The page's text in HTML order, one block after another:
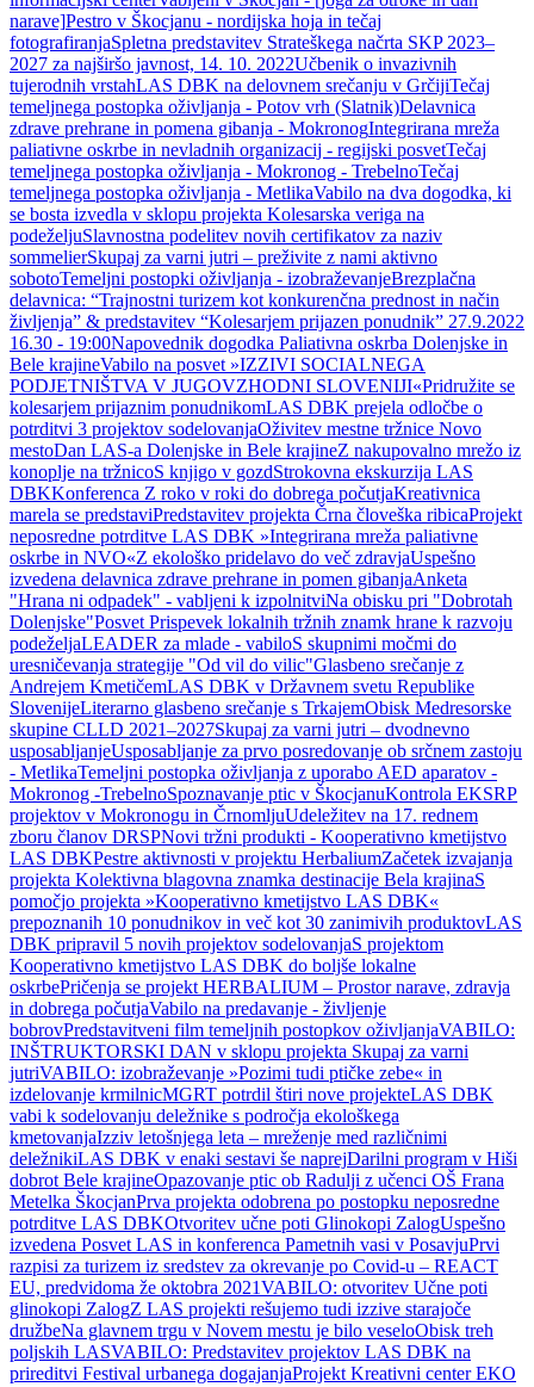
narave]Pestro v Škocjanu - nordijska hoja in tečaj
fotografiranjaSpletna predstavitev Strateškega načrta SKP 2023–
2027 za najširšo javnost, 14. 10. 2022Učbenik o invazivnih
tujerodnih vrstahLAS DBK na delovnem srečanju v GrčijiTečaj
temeljnega postopka oživljanja - Potov vrh (Slatnik)Delavnica
zdrave prehrane in pomena gibanja - MokronogIntegrirana mreža
paliativne oskrbe in nevladnih organizacij - regijski posvetTečaj
temeljnega postopka oživljanja - Mokronog - TrebelnoTečaj
temeljnega postopka oživljanja - MetlikaVabilo na dva dogodka, ki
se bosta izvedla v sklopu projekta Kolesarska veriga na
podeželjuSlavnostna podelitev novih certifikatov za naziv
sommelierSkupaj za varni jutri – preživite z nami aktivno
sobotoTemeljni postopki oživljanja - izobraževanjeBrezplačna
delavnica: “Trajnostni turizem kot konkurenčna prednost in način
življenja” & predstavitev “Kolesarjem prijazen ponudnik” 27.9.2022
16.30 - 19:00Napovednik dogodka Paliativna oskrba Dolenjske in
Bele krajineVabilo na posvet »IZZIVI SOCIALNEGA
PODJETNIŠTVA V JUGOVZHODNI SLOVENIJI«Pridružite se
kolesarjem prijaznim ponudnikomLAS DBK prejela odločbe o
potrditvi 3 projektov sodelovanjaOživitev mestne tržnice Novo
mestoDan LAS-a Dolenjske in Bele krajineZ nakupovalno mrežo iz
konoplje na tržnicoS knjigo v gozdStrokovna ekskurzija LAS
DBKKonferenca Z roko v roki do dobrega počutjaKreativnica
marela se predstaviPredstavitev projekta Črna človeška ribicaProjekt
neposredne potrditve LAS DBK »Integrirana mreža paliativne
oskrbe in NVO«Z ekološko pridelavo do več zdravjaUspešno
izvedena delavnica zdrave prehrane in pomen gibanjaAnketa
"Hrana ni odpadek" - vabljeni k izpolnitviNa obisku pri "Dobrotah
Dolenjske"Posvet Prispevek lokalnih tržnih znamk hrane k razvoju
podeželjaLEADER za mlade - vabiloS skupnimi močmi do
uresničevanja strategije "Od vil do vilic"Glasbeno srečanje z
Andrejem KmetičemLAS DBK v Državnem svetu Republike
SlovenijeLiterarno glasbeno srečanje s TrkajemObisk Medresorske
skupine CLLD 2021–2027Skupaj za varni jutri – dvodnevno
usposabljanjeUsposabljanje za prvo posredovanje ob srčnem zastoju
- MetlikaTemeljni postopka oživljanja z uporabo AED aparatov -
Mokronog -TrebelnoSpoznavanje ptic v ŠkocjanuKontrola EKSRP
projektov v Mokronogu in ČrnomljuUdeležitev na 17. rednem
zboru članov DRSPNovi tržni produkti - Kooperativno kmetijstvo
LAS DBKPestre aktivnosti v projektu HerbaliumZačetek izvajanja
projekta Kolektivna blagovna znamka destinacije Bela krajinaS
pomočjo projekta »Kooperativno kmetijstvo LAS DBK«
prepoznanih 10 ponudnikov in več kot 30 zanimivih produktovLAS
DBK pripravil 5 novih projektov sodelovanjaS projektom
Kooperativno kmetijstvo LAS DBK do boljše lokalne
oskrbePričenja se projekt HERBALIUM – Prostor narave, zdravja
in dobrega počutjaVabilo na predavanje - življenje
bobrovPredstavitveni film temeljnih postopkov oživljanjaVABILO:
INŠTRUKTORSKI DAN v sklopu projekta Skupaj za varni
jutriVABILO: izobraževanje »Pozimi tudi ptičke zebe« in
izdelovanje krmilnicMGRT potrdil štiri nove projekteLAS DBK
vabi k sodelovanju deležnike s področja ekološkega
kmetovanjaIzziv letošnjega leta – mreženje med različnimi
deležnikiLAS DBK v enaki sestavi še naprejDarilni program v Hiši
dobrot Bele krajineOpazovanje ptic ob Radulji z učenci OŠ Frana
Metelka ŠkocjanPrva projekta odobrena po postopku neposredne
potrditve LAS DBKOtvoritev učne poti Glinokopi ZalogUspešno
izvedena Posvet LAS in konferenca Pametnih vasi v PosavjuPrvi
razpisi za turizem iz sredstev za okrevanje po Covid-u – REACT
EU, predvidoma že oktobra 2021VABILO: otvoritev Učne poti
glinokopi ZalogZ LAS projekti rešujemo tudi izzive starajoče
družbeNa glavnem trgu v Novem mestu je bilo veseloObisk treh
poljskih LASVABILO: Predstavitev projektov LAS DBK na
prireditvi Festival urbanega dogajanjaProjekt Kreativni center EKO